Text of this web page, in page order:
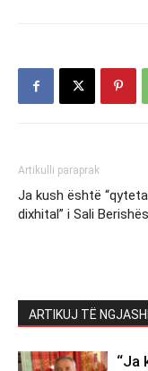
Artikulli paraprak
Ja kush është
dixhital” i Sali
ARTIKUJ TË
“Ja